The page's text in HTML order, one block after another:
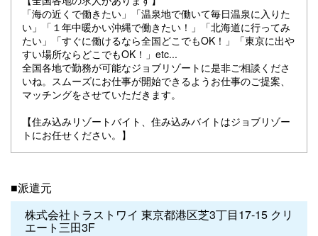
「海の近くで働きたい」「温泉地で働いて毎日温泉に入りた
い」「１年中暖かい沖縄で働きたい！」「北海道に行ってみ
たい」「すぐに働けるなら全国どこでもOK！」「東京に出や
すい場所ならどこでもOK！」etc...
全国各地で勤務が可能なジョブリゾートに是非ご相談くださ
いね。スムーズにお仕事が開始できるようお仕事のご提案、
マッチングをさせていただきます。
【住み込みリゾートバイト、住み込みバイトはジョブリゾー
トにお任せください。】
■派遣元
株式会社トラストワイ 東京都港区芝3丁目17-15 クリ
エート三田3F